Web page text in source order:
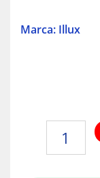
Marca: Illux